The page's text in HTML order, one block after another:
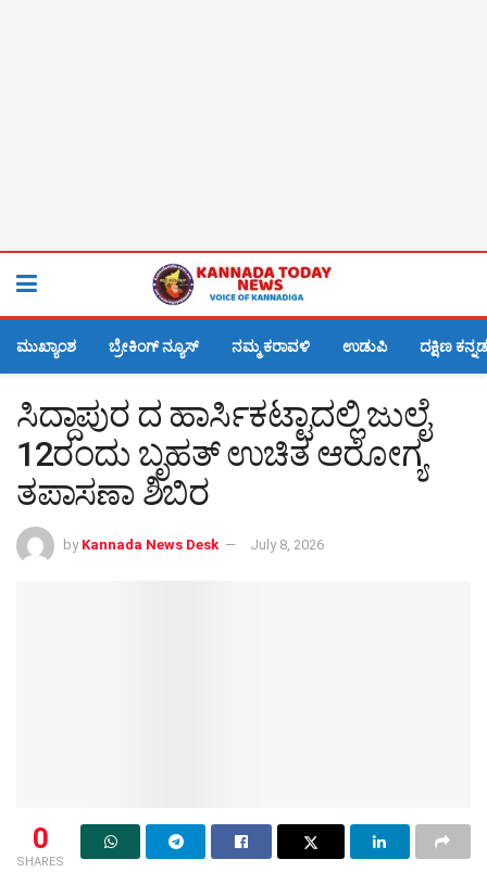
ಮುಖ್ಯಾಂಶ ಬ್ರೇಕಿಂಗ್ ನ್ಯೂಸ್ ನಮ್ಮ ಕರಾವಳಿ ಉಡುಪಿ ದಕ್ಷಿಣ ಕನ್ನಡ
ಸಿದ್ದಾಪುರ ದ ಹಾರ್ಸಿಕಟ್ಟಾದಲ್ಲಿ ಜುಲೈ
12ರಂದು ಬೃಹತ್ ಉಚಿತ ಆರೋಗ್ಯ
ತಪಾಸಣಾ ಶಿಬಿರ
by Kannada News Desk July 8, 2026
0
SHARES